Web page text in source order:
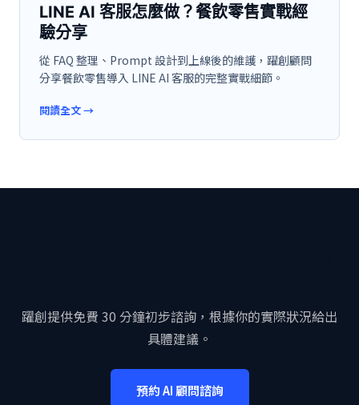
LINE AI 客服怎麼做？餐飲零售實戰經
驗分享
從 FAQ 整理、Prompt 設計到上線後的維護，躍創顧問
分享餐飲零售導入 LINE AI 客服的完整實戰細節。
閱讀全文→
躍創提供免費 30 分鐘初步諮詢，根據你的實際狀況給出
具體建議。
預約 AI 顧問諮詢